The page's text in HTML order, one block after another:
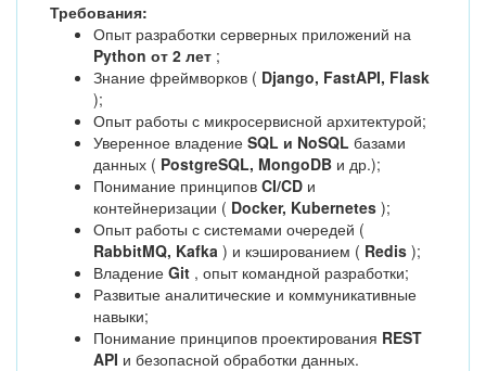
Требования:
Опыт разработки серверных приложений на
Python от 2 лет ;
Знание фреймворков ( Django, FastAPI, Flask
);
Опыт работы с микросервисной архитектурой;
Уверенное владение SQL и NoSQL базами
данных ( PostgreSQL, MongoDB и др.);
Понимание принципов CI/CD и
контейнеризации ( Docker, Kubernetes );
Опыт работы с системами очередей (
RabbitMQ, Kafka ) и кэшированием ( Redis );
Владение Git , опыт командной разработки;
Развитые аналитические и коммуникативные
навыки;
Понимание принципов проектирования REST
API и безопасной обработки данных.